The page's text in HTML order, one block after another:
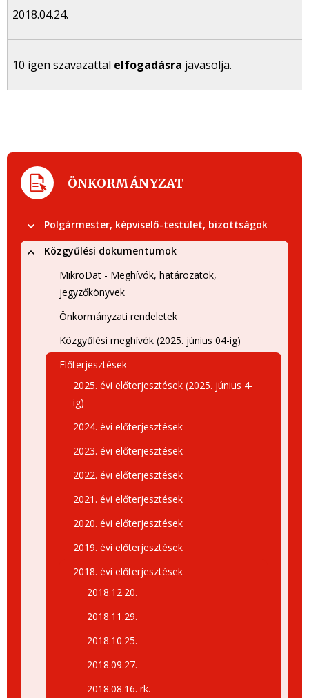
2018.04.24.
10 igen szavazattal elfogadásra javasolja.
ÖNKORMÁNYZAT
Polgármester, képviselő-testület, bizottságok
Közgyűlési dokumentumok
MikroDat - Meghívók, határozatok,
jegyzőkönyvek
Önkormányzati rendeletek
Közgyűlési meghívók (2025. június 04-ig)
Előterjesztések
2025. évi előterjesztések (2025. június 4-
ig)
2024. évi előterjesztések
2023. évi előterjesztések
2022. évi előterjesztések
2021. évi előterjesztések
2020. évi előterjesztések
2019. évi előterjesztések
2018. évi előterjesztések
2018.12.20.
2018.11.29.
2018.10.25.
2018.09.27.
2018.08.16. rk.